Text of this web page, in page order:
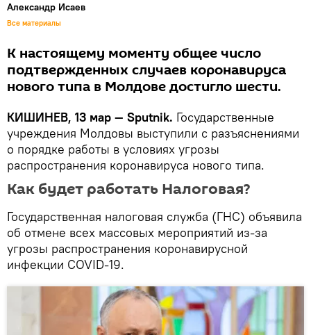
Александр Исаев
Все материалы
К настоящему моменту общее число
подтвержденных случаев коронавируса
нового типа в Молдове достигло шести.
КИШИНЕВ, 13 мар — Sputnik. Государственные
учреждения Молдовы выступили с разъяснениями
о порядке работы в условиях угрозы
распространения коронавируса нового типа.
Как будет работать Налоговая?
Государственная налоговая служба (ГНС) объявила
об отмене всех массовых мероприятий из-за
угрозы распространения коронавирусной
инфекции COVID-19.